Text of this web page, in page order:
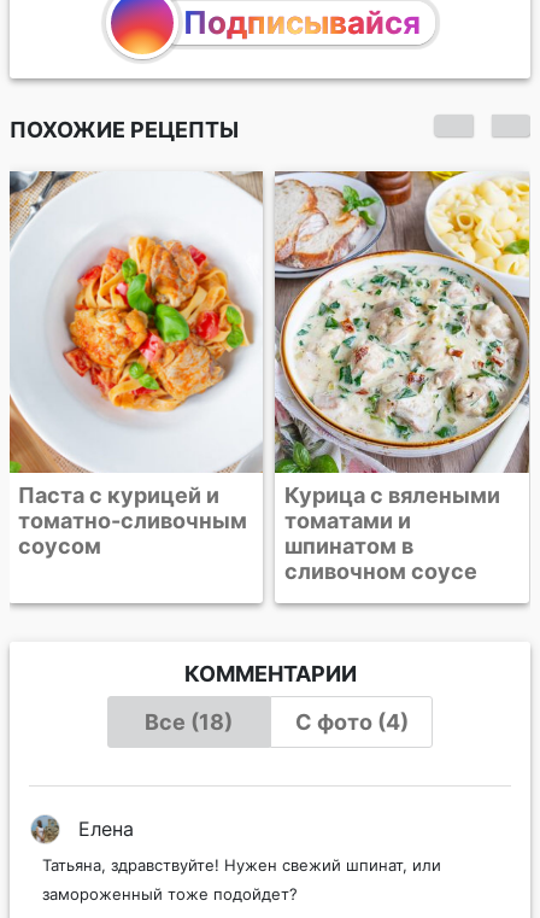
Подписывайся
ПОХОЖИЕ РЕЦЕПТЫ
Курица с вялеными
томатами и
шпинатом в
Куриное рагу со
шпинатом
КОММЕНТАРИИ
Все (18)
С фото (4)
Елена
Татьяна, здравствуйте! Нужен свежий шпинат, или
замороженный тоже подойдет?